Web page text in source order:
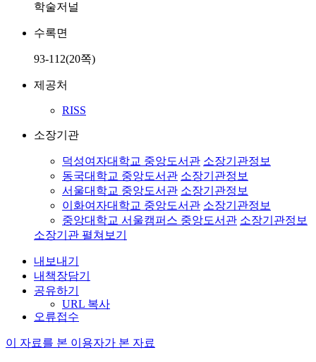
학술저널
수록면
93-112(20쪽)
제공처
RISS
소장기관
덕성여자대학교 중앙도서관 소장기관정보
동국대학교 중앙도서관 소장기관정보
서울대학교 중앙도서관 소장기관정보
이화여자대학교 중앙도서관 소장기관정보
중앙대학교 서울캠퍼스 중앙도서관 소장기관정보
소장기관 펼쳐보기
내보내기
내책장담기
공유하기
URL 복사
오류접수
이 자료를 본 이용자가 본 자료